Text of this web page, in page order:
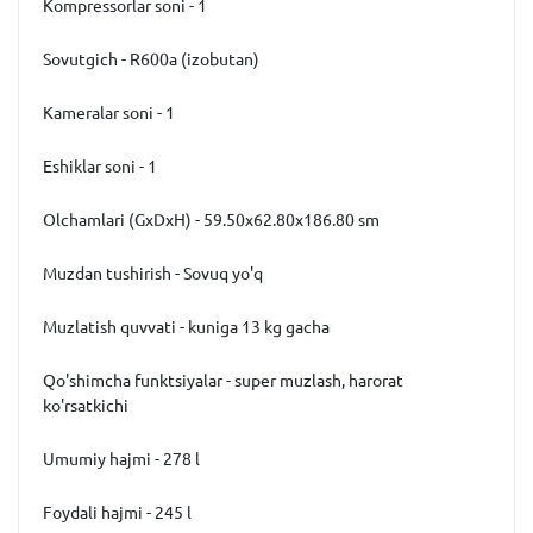
Kompressorlar soni - 1
Sovutgich - R600a (izobutan)
Kameralar soni - 1
Eshiklar soni - 1
Olchamlari (GxDxH) - 59.50x62.80x186.80 sm
Muzdan tushirish - Sovuq yo'q
Muzlatish quvvati - kuniga 13 kg gacha
Qo'shimcha funktsiyalar - super muzlash, harorat
ko'rsatkichi
Umumiy hajmi - 278 l
Foydali hajmi - 245 l